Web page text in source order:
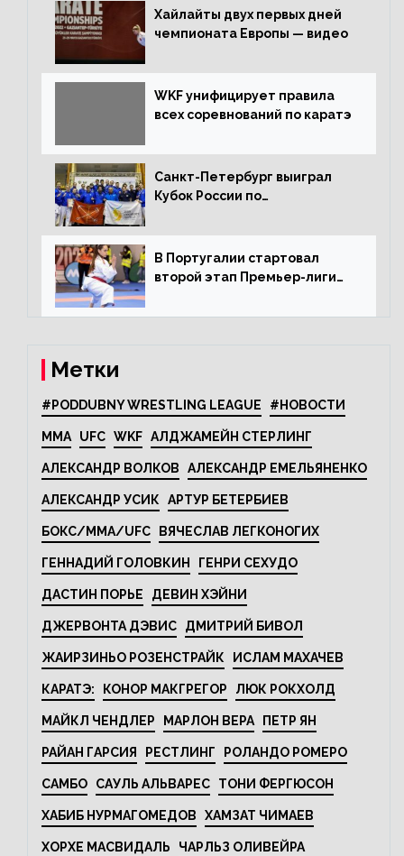
Хайлайты двух первых дней
чемпионата Европы — видео
WKF унифицирует правила
всех соревнований по каратэ
Санкт-Петербург выиграл
Кубок России по
В Португалии стартовал
второй этап Премьер-лиги
Метки
#PODDUBNY WRESTLING LEAGUE #НОВОСТИ
MMA UFC WKF АЛДЖАМЕЙН СТЕРЛИНГ
АЛЕКСАНДР ВОЛКОВ АЛЕКСАНДР ЕМЕЛЬЯНЕНКО
АЛЕКСАНДР УСИК АРТУР БЕТЕРБИЕВ
БОКС/MMA/UFC ВЯЧЕСЛАВ ЛЕГКОНОГИХ
ГЕННАДИЙ ГОЛОВКИН ГЕНРИ СЕХУДО
ДАСТИН ПОРЬЕ ДЕВИН ХЭЙНИ
ДЖЕРВОНТА ДЭВИС ДМИТРИЙ БИВОЛ
ЖАИРЗИНЬО РОЗЕНСТРАЙК ИСЛАМ МАХАЧЕВ
КАРАТЭ: КОНОР МАКГРЕГОР ЛЮК РОКХОЛД
МАЙКЛ ЧЕНДЛЕР МАРЛОН ВЕРА ПЕТР ЯН
РАЙАН ГАРСИЯ РЕСТЛИНГ РОЛАНДО РОМЕРО
САМБО САУЛЬ АЛЬВАРЕС ТОНИ ФЕРГЮСОН
ХАБИБ НУРМАГОМЕДОВ ХАМЗАТ ЧИМАЕВ
ХОРХЕ МАСВИДАЛЬ ЧАРЛЬЗ ОЛИВЕЙРА